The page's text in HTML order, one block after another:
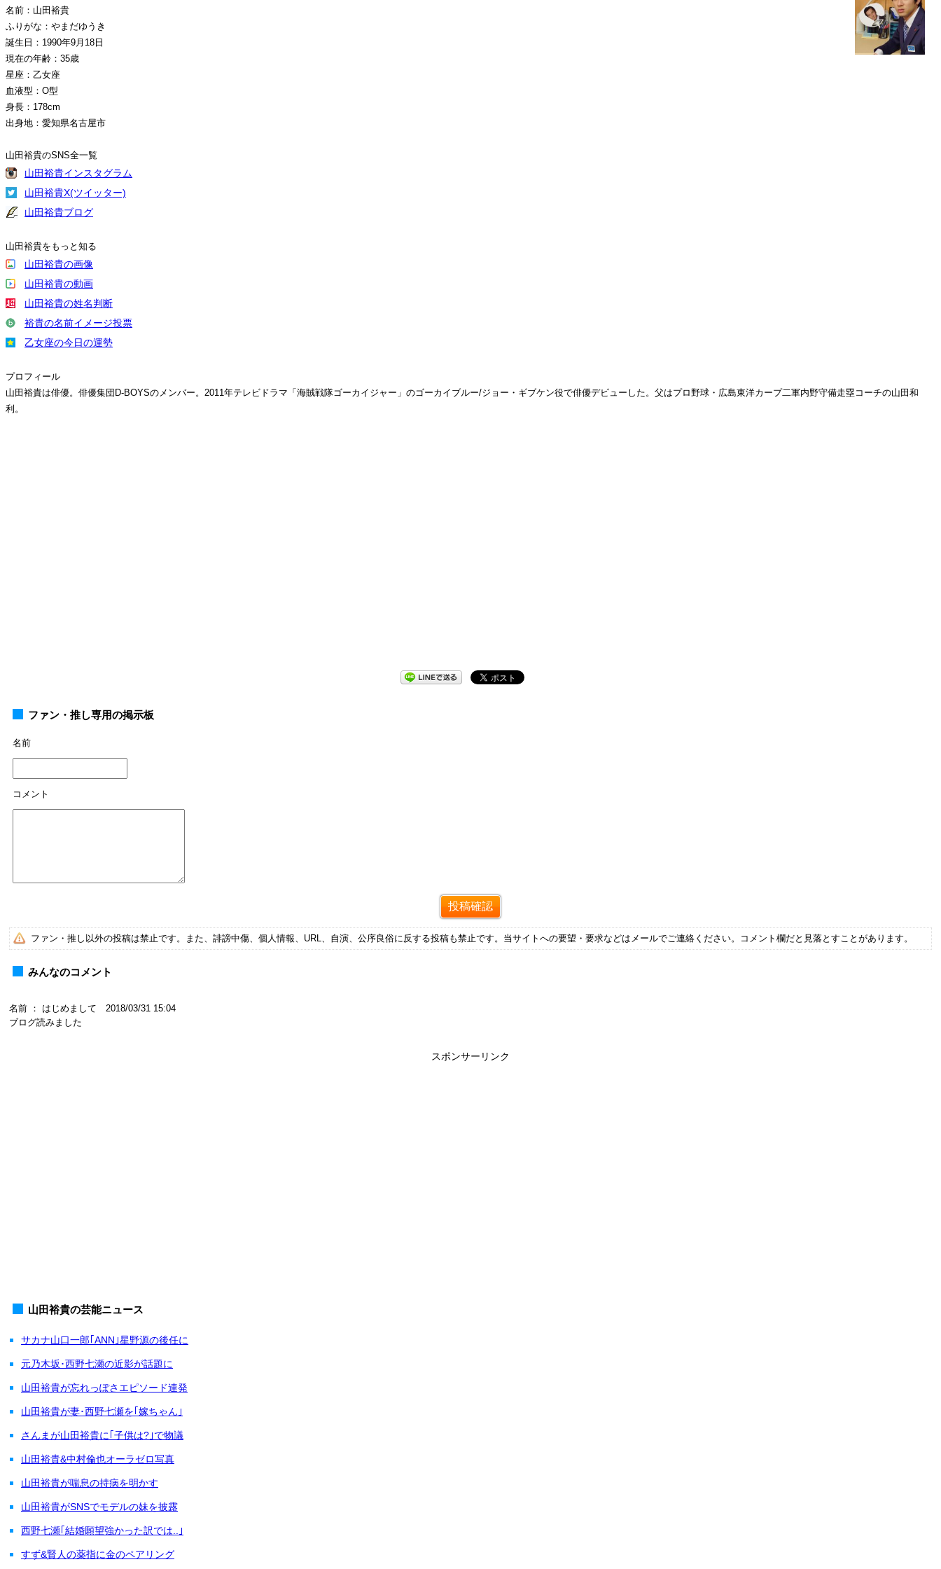
名前：山田裕貴
ふりがな：やまだゆうき
誕生日：1990年9月18日
現在の年齢：35歳
星座：乙女座
血液型：O型
身長：178cm
出身地：愛知県名古屋市
山田裕貴のSNS全一覧
山田裕貴インスタグラム
山田裕貴X(ツイッター)
山田裕貴ブログ
山田裕貴をもっと知る
山田裕貴の画像
山田裕貴の動画
山田裕貴の姓名判断
裕貴の名前イメージ投票
乙女座の今日の運勢
プロフィール
山田裕貴は俳優。俳優集団D-BOYSのメンバー。2011年テレビドラマ「海賊戦隊ゴーカイジャー」のゴーカイブルー/ジョー・ギブケン役で俳優デビューした。父はプロ野球・広島東洋カープ二軍内野守備走塁コーチの山田和
利。
ファン・推し専用の掲示板
名前
コメント
ファン・推し以外の投稿は禁止です。また、誹謗中傷、個人情報、URL、自演、公序良俗に反する投稿も禁止です。当サイトへの要望・要求などはメールでご連絡ください。コメント欄だと見落とすことがあります。
みんなのコメント
名前 ： はじめまして 2018/03/31 15:04
ブログ読みました
スポンサーリンク
山田裕貴の芸能ニュース
サカナ山口一郎｢ANN｣星野源の後任に
元乃木坂･西野七瀬の近影が話題に
山田裕貴が忘れっぽさエピソード連発
山田裕貴が妻･西野七瀬を｢嫁ちゃん｣
さんまが山田裕貴に｢子供は?｣で物議
山田裕貴&中村倫也オーラゼロ写真
山田裕貴が喘息の持病を明かす
山田裕貴がSNSでモデルの妹を披露
西野七瀬｢結婚願望強かった訳では..｣
すず&賢人の薬指に金のペアリング